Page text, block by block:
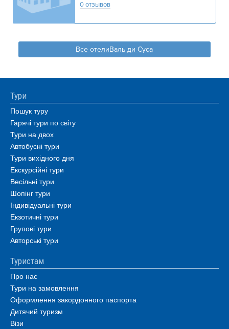
0 отзывов
Все отелиВаль ди Суса
Тури
Пошук туру
Гарячі тури по світу
Тури на двох
Автобусні тури
Тури вихідного дня
Екскурсійні тури
Весільні тури
Шопінг тури
Індивідуальні тури
Екзотичні тури
Групові тури
Авторські тури
Туристам
Про нас
Тури на замовлення
Оформлення закордонного паспорта
Дитячий туризм
Візи